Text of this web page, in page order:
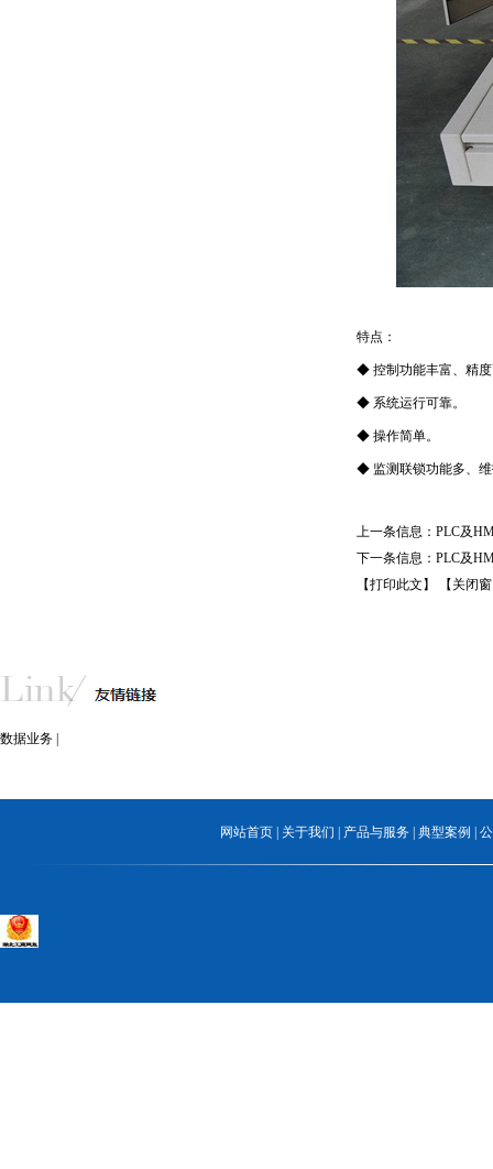
特点：
◆ 控制功能丰富、精
◆ 系统运行可靠。
◆ 操作简单。
◆ 监测联锁功能多、
上一条信息： PLC及
下一条信息： PLC及
【打印此文】
【关闭
数据业务
网站首页 关于我们 产品与服务 典型案例